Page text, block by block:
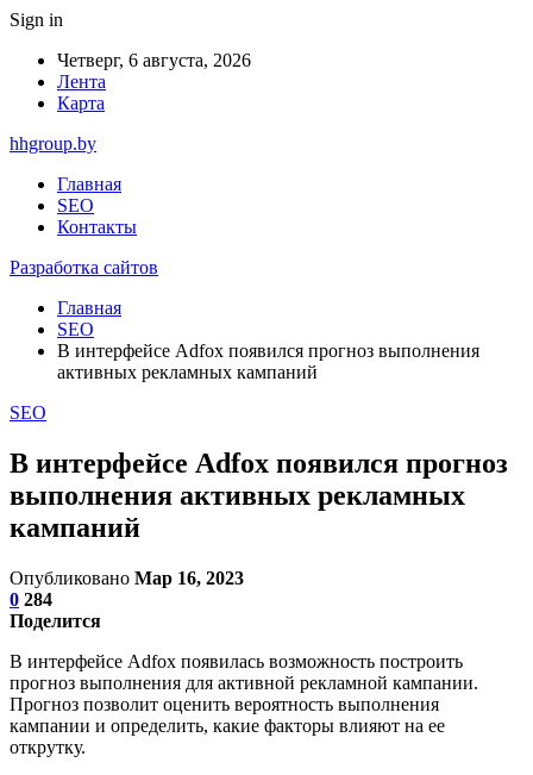
Sign in
Четверг, 6 августа, 2026
Лента
Карта
hhgroup.by
Главная
SEO
Контакты
Разработка сайтов
Главная
SEO
В интерфейсе Adfox появился прогноз выполнения
активных рекламных кампаний
SEO
В интерфейсе Adfox появился прогноз
выполнения активных рекламных
кампаний
Опубликовано Мар 16, 2023
0 284
Поделится
В интерфейсе Adfox появилась возможность построить
прогноз выполнения для активной рекламной кампании.
Прогноз позволит оценить вероятность выполнения
кампании и определить, какие факторы влияют на ее
открутку.